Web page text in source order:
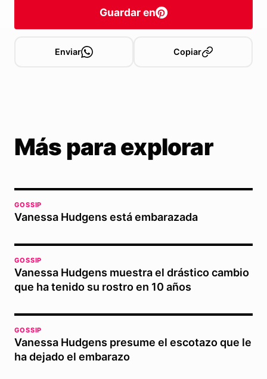
Guardar en
Enviar Copiar
Más para explorar
GOSSIP
Vanessa Hudgens está embarazada
GOSSIP
Vanessa Hudgens muestra el drástico cambio
que ha tenido su rostro en 10 años
GOSSIP
Vanessa Hudgens presume el escotazo que le
ha dejado el embarazo